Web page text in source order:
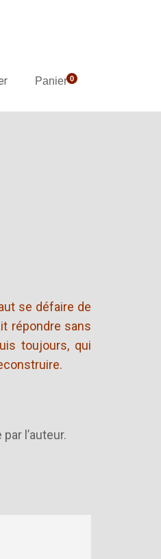
Panier0
se défaire de
répondre sans
toujours, qui
l’auteur.